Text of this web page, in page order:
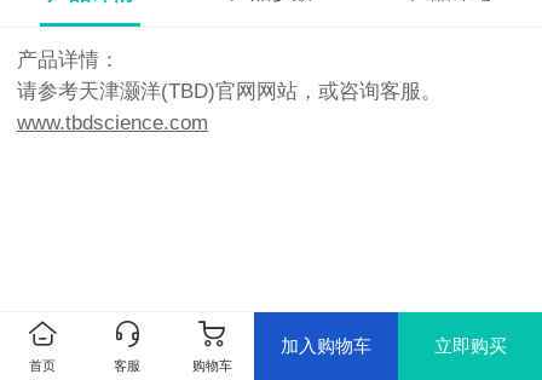
产品详情：
请参考天津灏洋(TBD)官网网站，或咨询客服。
www.tbdscience.com
首页 客服 购物车
加入购物车 立即购买